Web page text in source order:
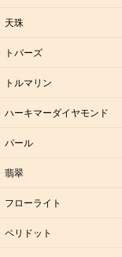
天珠
トパーズ
トルマリン
ハーキマーダイヤモンド
パール
翡翠
フローライト
ペリドット